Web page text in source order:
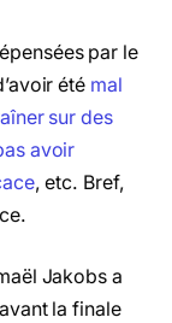
par le
été mal
sur des
avoir
, etc. Bref,
Jakobs a
la finale